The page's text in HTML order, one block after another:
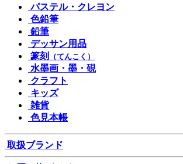
パステル・クレヨン
色鉛筆
鉛筆
デッサン用品
篆刻
（てんこく）
水墨画・墨・硯
クラフト
キッズ
雑貨
色見本帳
取扱ブランド